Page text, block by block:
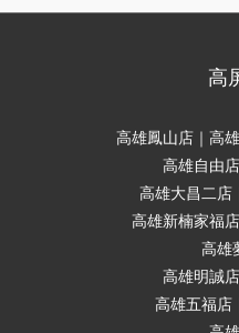
高
高雄鳳山店｜高
高雄自由
高雄大昌二店
高雄新楠家福
高雄
高雄明誠
高雄五福店